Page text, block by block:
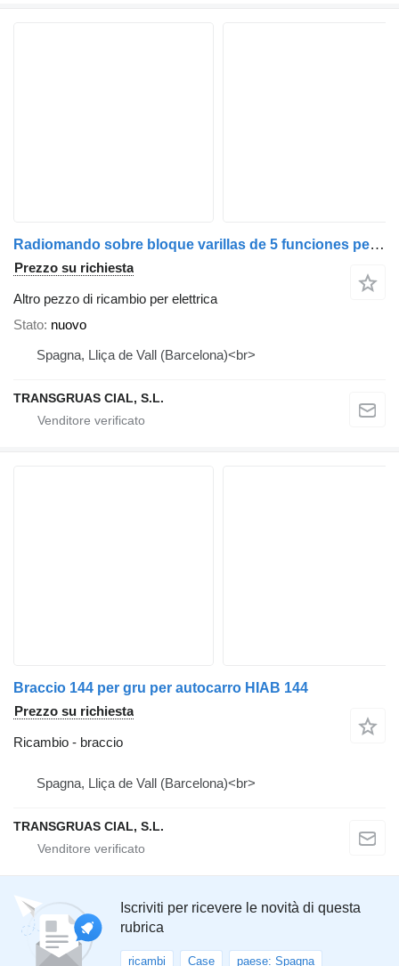
Radiomando sobre bloque varillas de 5 funciones per gru per autocarro
Prezzo su richiesta
Altro pezzo di ricambio per elettrica
Stato nuovo
Spagna, Lliça de Vall (Barcelona)<br>
TRANSGRUAS CIAL, S.L.
Braccio 144 per gru per autocarro HIAB 144
Prezzo su richiesta
Ricambio - braccio
Spagna, Lliça de Vall (Barcelona)<br>
TRANSGRUAS CIAL, S.L.
Iscriviti per ricevere le novità di questa
rubrica
ricambi Case paese: Spagna